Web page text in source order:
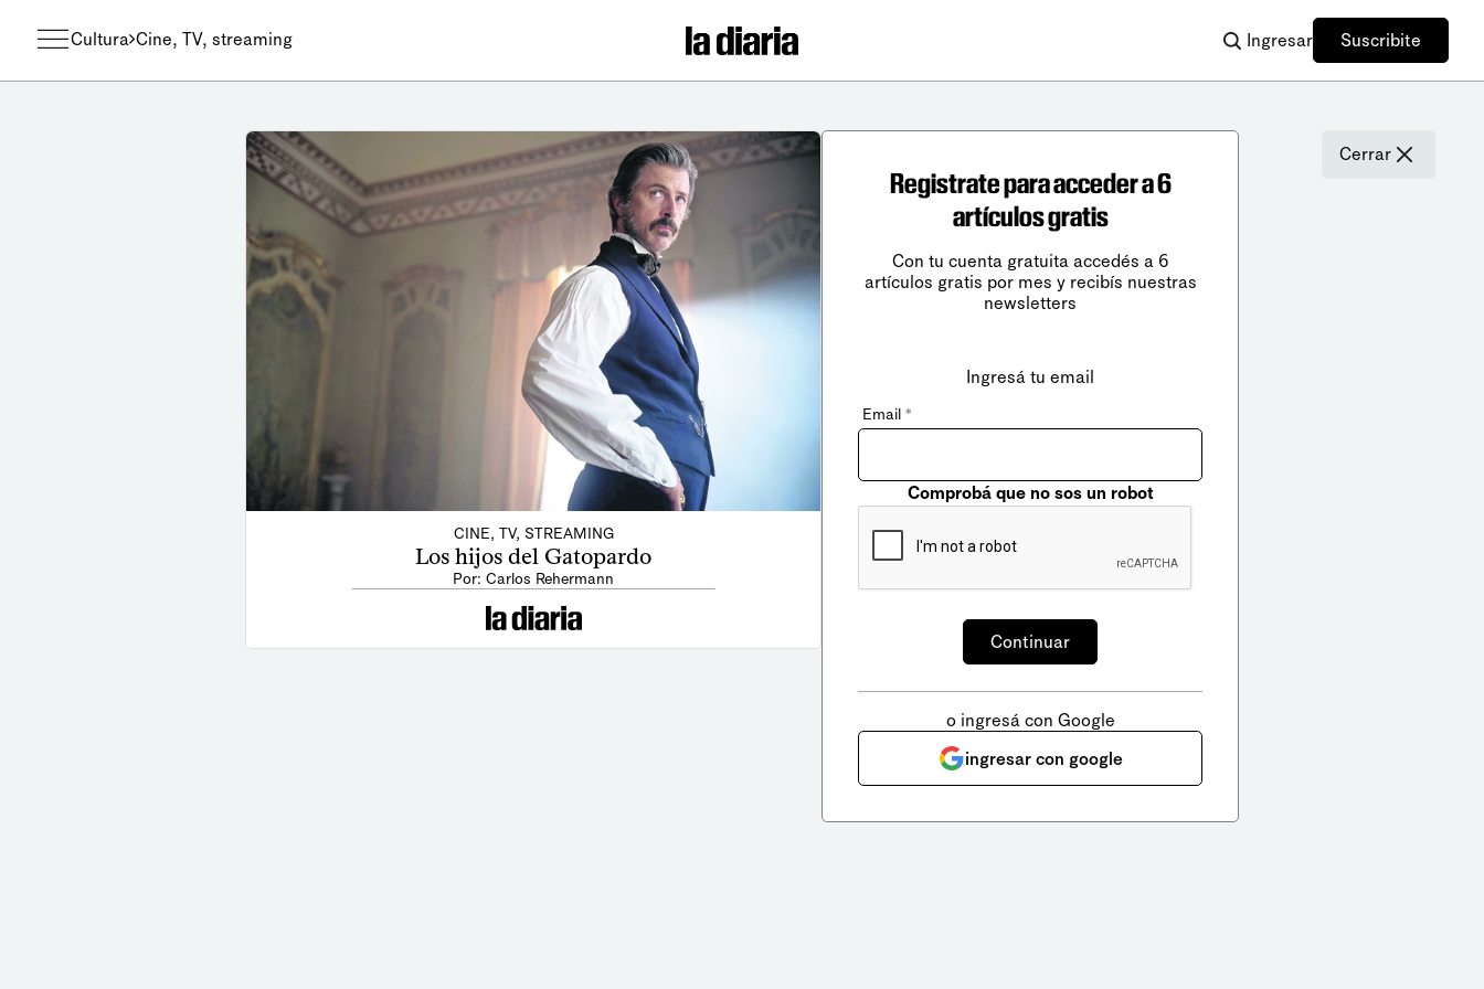
Cultura Cine, TV, streaming Ingresar Suscribite
CINE, TV, STREAMING
Los hijos del Gatopardo
Por: Carlos Rehermann
Cerrar
Registrate para acceder a 6
artículos gratis
Con tu cuenta gratuita accedés a 6
artículos gratis por mes y recibís nuestras
newsletters
Ingresá tu email
Email *
Comprobá que no sos un robot
o ingresá con Google
ingresar con google